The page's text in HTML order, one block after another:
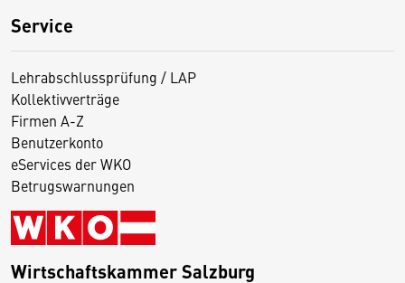
Service
Lehrabschlussprüfung / LAP
Kollektivverträge
Firmen A-Z
Benutzerkonto
eServices der WKO
Betrugswarnungen
Wirtschaftskammer Salzburg